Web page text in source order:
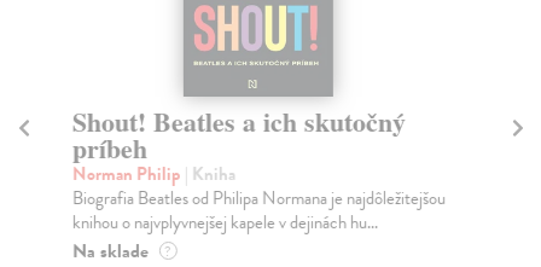
Shout! Beatles a ich skutočný
príbeh
Norman Philip | Kniha
Biografia Beatles od Philipa Normana je najdôležitejšou
knihou o najvplyvnejšej kapele v dejinách hu...
Na sklade ?